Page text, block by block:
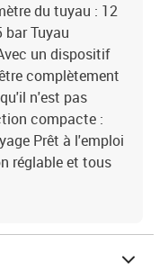
du tuyau : 12
Tuyau
un dispositif
complètement
n'est pas
compacte :
Prêt à l'emploi
réglable et tous